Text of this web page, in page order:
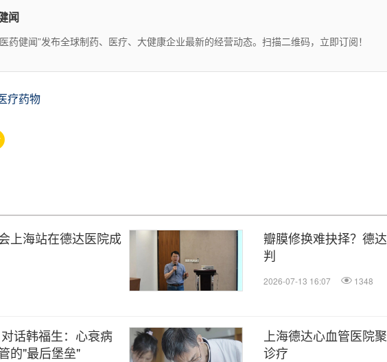
闻
药健闻”发布全球制药、医疗、大健康企业最新的经营动态。扫描二维码，立即订阅！
疗药物
上海站在德达医院成
瓣膜修换难抉择？德
判
2026-07-13 16:07 1348
话韩福生：心衰病
的"最后堡垒"
上海德达心血管医院
诊疗